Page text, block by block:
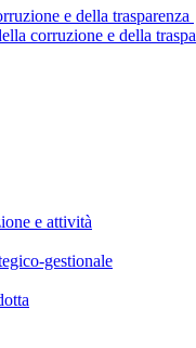
e della trasparenza
corruzione e della
e attività
gestionale